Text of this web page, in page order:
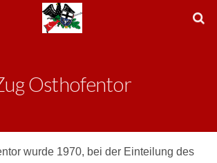
Osthofentor
wurde 1970, bei der Einteilung des